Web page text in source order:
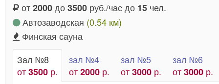
от2000до3500 руб./час до 15 чел.
Автозаводская (0.54 км)
Финская сауна
Зал №8
от3500 р.
зал №4
от2000 р.
зал №5
от3000 р.
зал №6
от3000 р.